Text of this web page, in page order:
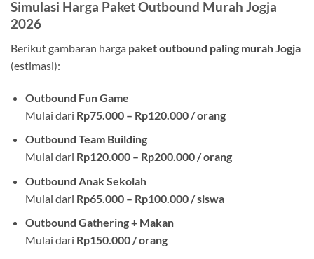
Simulasi Harga Paket Outbound Murah Jogja
2026
Berikut gambaran harga paket outbound paling murah Jogja
(estimasi):
Outbound Fun Game
Mulai dari Rp75.000 – Rp120.000 / orang
Outbound Team Building
Mulai dari Rp120.000 – Rp200.000 / orang
Outbound Anak Sekolah
Mulai dari Rp65.000 – Rp100.000 / siswa
Outbound Gathering + Makan
Mulai dari Rp150.000 / orang